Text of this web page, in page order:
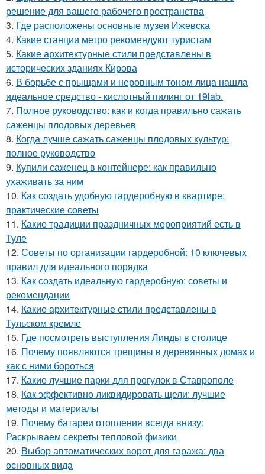
решение для вашего рабочего пространства
3. Где расположены основные музеи Ижевска
4. Какие станции метро рекомендуют туристам
5. Какие архитектурные стили представлены в
исторических зданиях Кирова
6. В борьбе с прыщами и неровным тоном лица нашла
идеальное средство - кислотный пилинг от 19lab.
7. Полное руководство: как и когда правильно сажать
саженцы плодовых деревьев
8. Когда лучше сажать саженцы плодовых культур:
полное руководство
9. Купили саженец в контейнере: как правильно
ухаживать за ним
10. Как создать удобную гардеробную в квартире:
практические советы
11. Какие традиции праздничных мероприятий есть в
Туле
12. Советы по организации гардеробной: 10 ключевых
правил для идеального порядка
13. Как создать идеальную гардеробную: советы и
рекомендации
14. Какие архитектурные стили представлены в
Тульском кремле
15. Где посмотреть выступления Линды в столице
16. Почему появляются трещины в деревянных домах и
как с ними бороться
17. Какие лучшие парки для прогулок в Ставрополе
18. Как эффективно ликвидировать щели: лучшие
методы и материалы
19. Почему батареи отопления всегда внизу:
Раскрываем секреты тепловой физики
20. Выбор автоматических ворот для гаража: два
основных вида